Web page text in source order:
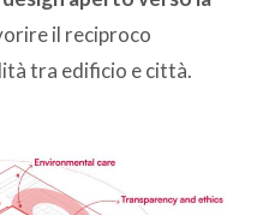
il reciproco
tra edificio e città.